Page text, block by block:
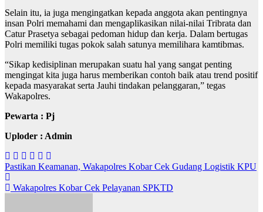
Selain itu, ia juga mengingatkan kepada anggota akan pentingnya
insan Polri memahami dan mengaplikasikan nilai-nilai Tribrata dan
Catur Prasetya sebagai pedoman hidup dan kerja. Dalam bertugas
Polri memiliki tugas pokok salah satunya memilihara kamtibmas.
“Sikap kedisiplinan merupakan suatu hal yang sangat penting
mengingat kita juga harus memberikan contoh baik atau trend positif
kepada masyarakat serta Jauhi tindakan pelanggaran,” tegas
Wakapolres.
Pewarta : Pj
Uploder : Admin
Navigasi
pos
Pastikan Keamanan, Wakapolres Kobar Cek Gudang Logistik KPU
Wakapolres Kobar Cek Pelayanan SPKTD